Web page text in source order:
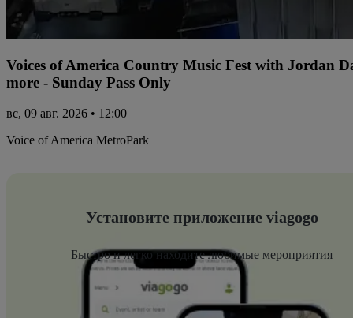
Voices of America Country Music Fest with Jordan
more - Sunday Pass Only
вс, 09 авг. 2026 • 12:00
Voice of America MetroPark
Установите приложение viagogo
Быстро и легко находите любимые мероприятия